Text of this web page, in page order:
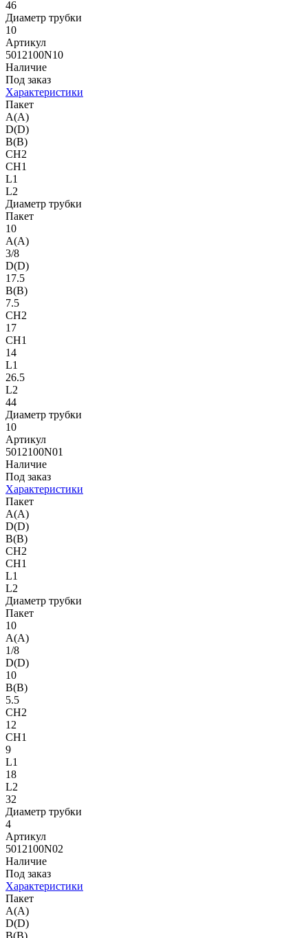
46
Диаметр трубки
10
Артикул
5012100N10
Наличие
Под заказ
Характеристики
Пакет
A(A)
D(D)
B(B)
CH2
CH1
L1
L2
Диаметр трубки
Пакет
10
A(A)
3/8
D(D)
17.5
B(B)
7.5
CH2
17
CH1
14
L1
26.5
L2
44
Диаметр трубки
10
Артикул
5012100N01
Наличие
Под заказ
Характеристики
Пакет
A(A)
D(D)
B(B)
CH2
CH1
L1
L2
Диаметр трубки
Пакет
10
A(A)
1/8
D(D)
10
B(B)
5.5
CH2
12
CH1
9
L1
18
L2
32
Диаметр трубки
4
Артикул
5012100N02
Наличие
Под заказ
Характеристики
Пакет
A(A)
D(D)
B(B)